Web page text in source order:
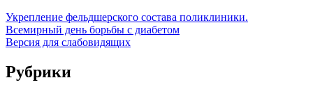
Укрепление фельдшерского состава поликлиники.
Всемирный день борьбы с диабетом
Версия для слабовидящих
Рубрики